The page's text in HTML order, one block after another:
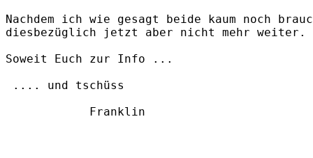
Nachdem ich wie gesagt beide kaum noch
diesbezüglich jetzt aber nicht mehr weiter.
Soweit Euch zur Info ...
.... und tschüss
            Franklin